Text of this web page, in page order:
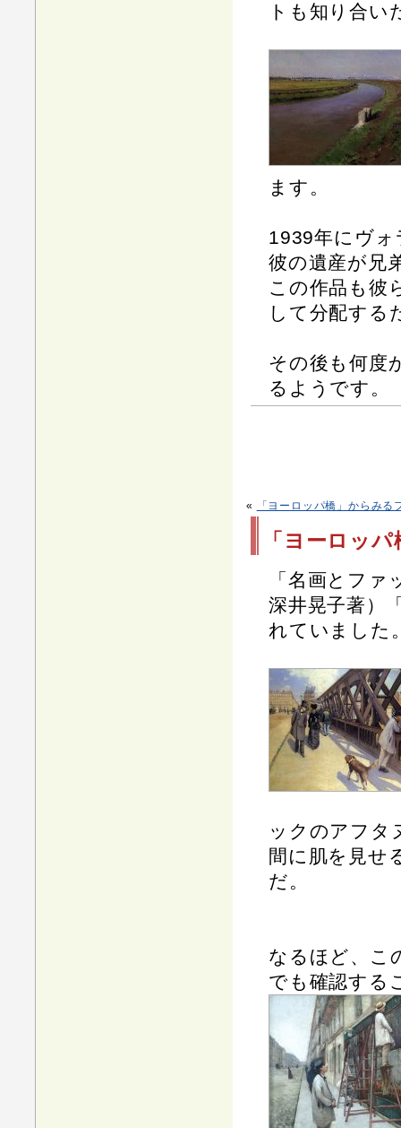
トも知り合い
ます。
1939年にヴォ
彼の遺産が兄
この作品も彼
して分配する
その後も何度
るようです。
« 「ヨーロッパ橋」からみる
「ヨーロッ
「名画とフ
深井晃子著）
れていました
ックのアフタ
間に肌を見せ
だ。
なるほど、こ
でも確認する